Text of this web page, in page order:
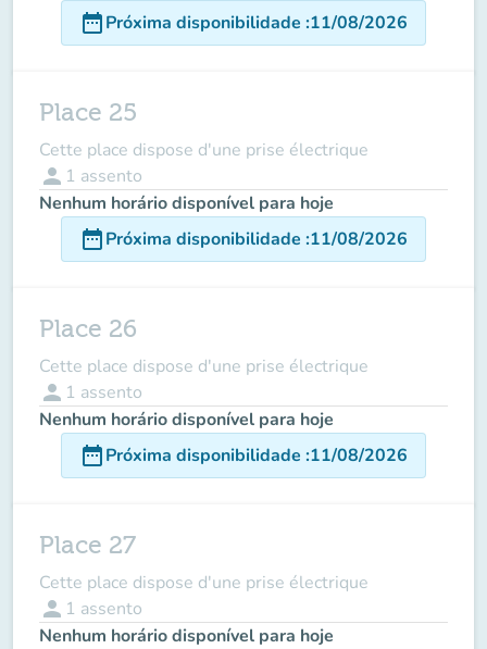
date_rangePróxima disponibilidade :11/08/2026
Place 25
Cette place dispose d'une prise électrique
person 1 assento
Nenhum horário disponível para hoje
date_rangePróxima disponibilidade :11/08/2026
Place 26
Cette place dispose d'une prise électrique
person 1 assento
Nenhum horário disponível para hoje
date_rangePróxima disponibilidade :11/08/2026
Place 27
Cette place dispose d'une prise électrique
person 1 assento
Nenhum horário disponível para hoje